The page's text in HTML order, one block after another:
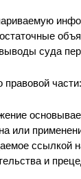
суда
правовой части:
или
ссылкой
и